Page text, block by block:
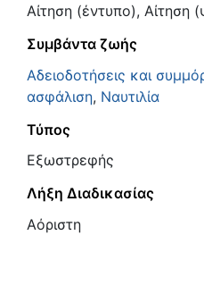
Αίτηση (έντυπο), Αίτηση
Συμβάντα ζωής
Αδειοδοτήσεις και
ασφάλιση, Ναυτιλία
Τύπος
Εξωστρεφής
Λήξη Διαδικασίας
Αόριστη